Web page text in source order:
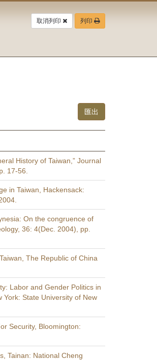
取消列印 列印
History of Taiwan,” Journal
17-56.
in Taiwan, Hackensack:
On the congruence of
36: 4(Dec. 2004), pp.
The Republic of China
Labor and Gender Politics in
York: State University of New
Security, Bloomington:
Tainan: National Cheng